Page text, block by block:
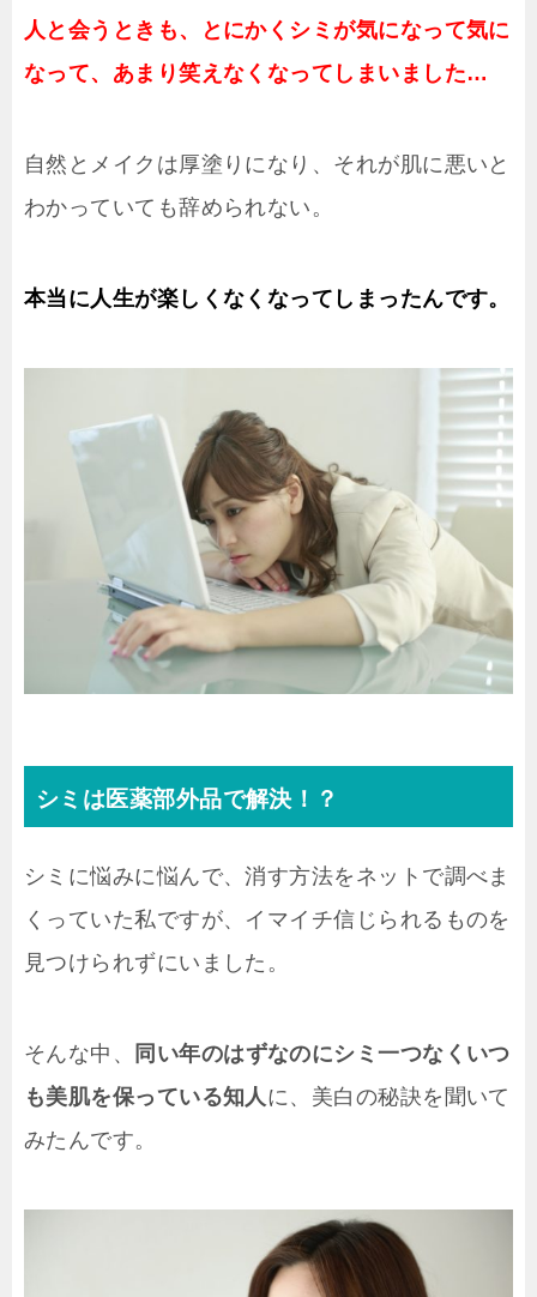
人と会うときも、とにかくシミが気になって気に
なって、あまり笑えなくなってしまいました…
自然とメイクは厚塗りになり、それが肌に悪いと
わかっていても辞められない。
本当に人生が楽しくなくなってしまったんです。
シミは医薬部外品で解決！？
シミに悩みに悩んで、消す方法をネットで調べま
くっていた私ですが、イマイチ信じられるものを
見つけられずにいました。
そんな中、
同い年のはずなのにシミ一つなくいつ
も美肌を保っている知人に、美白の秘訣を聞いて
みたんです。